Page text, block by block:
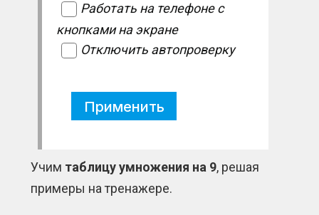
Работать на телефоне с
кнопками на экране
Отключить автопроверку
Применить
Учим таблицу умножения на 9, решая
примеры на тренажере.